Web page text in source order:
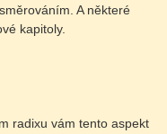
A některé
kapitoly.
radixu vám tento aspekt